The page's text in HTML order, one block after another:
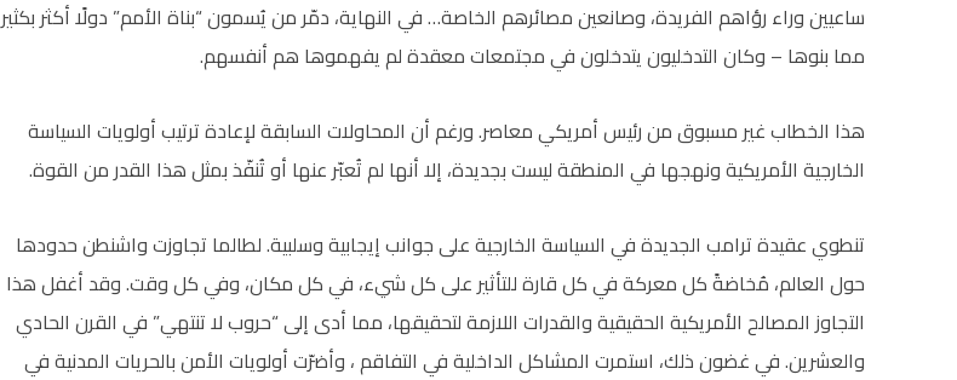
ساعيين وراء رؤاهم الفريدة، وصانعين مصائرهم الخاصة… في النهاية، دمّر من يُسمون “بناة الأمم” دولًا أكثر بكثير
مما بنوها – وكان التدخليون يتدخلون في مجتمعات معقدة لم يفهموها هم أنفسهم.
هذا الخطاب غير مسبوق من رئيس أمريكي معاصر. ورغم أن المحاولات السابقة لإعادة ترتيب أولويات السياسة
الخارجية الأمريكية ونهجها في المنطقة ليست بجديدة، إلا أنها لم تُعبّر عنها أو تُنفّذ بمثل هذا القدر من القوة.
تنطوي عقيدة ترامب الجديدة في السياسة الخارجية على جوانب إيجابية وسلبية. لطالما تجاوزت واشنطن حدودها
حول العالم، مُخاضةً كل معركة في كل قارة للتأثير على كل شيء، في كل مكان، وفي كل وقت. وقد أغفل هذا
التجاوز المصالح الأمريكية الحقيقية والقدرات اللازمة لتحقيقها، مما أدى إلى “حروب لا تنتهي” في القرن الحادي
والعشرين. في غضون ذلك، استمرت المشاكل الداخلية في التفاقم ، وأضرّت أولويات الأمن بالحريات المدنية في